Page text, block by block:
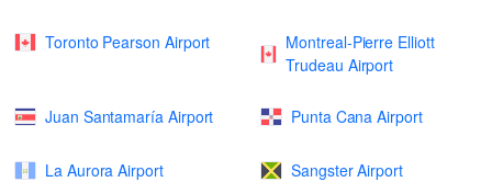
Toronto Pearson Airport
Montreal-Pierre Elliott
Trudeau Airport
Juan Santamaría Airport Punta Cana Airport
La Aurora Airport Sangster Airport